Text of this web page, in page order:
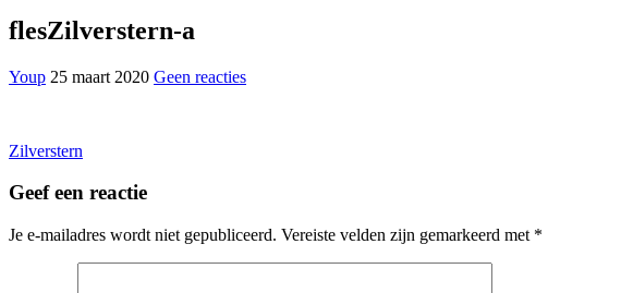
flesZilverstern-a
Youp 25 maart 2020 Geen reacties
Bericht
navigatie
Zilverstern
Geef een reactie
Je e-mailadres wordt niet gepubliceerd. Vereiste velden zijn gemarkeerd met *